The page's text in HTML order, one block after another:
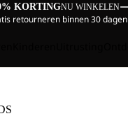
KORTINGNU WINKELEN
retourneren binnen 30 dagen